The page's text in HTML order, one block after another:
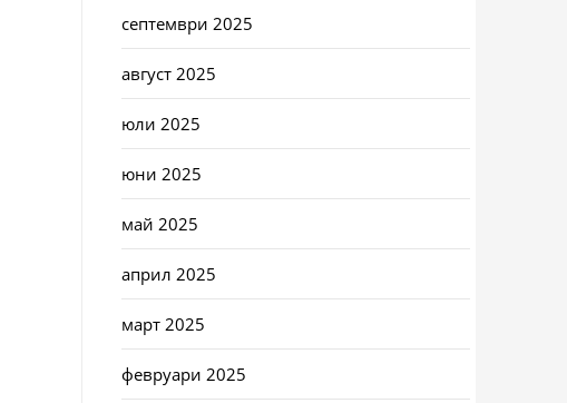
септември 2025
август 2025
юли 2025
юни 2025
май 2025
април 2025
март 2025
февруари 2025